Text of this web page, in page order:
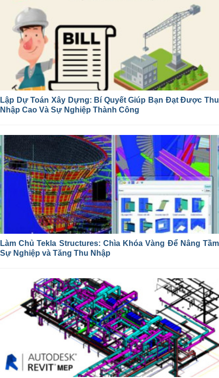
Lập Dự Toán Xây Dựng: Bí Quyết Giúp Bạn Đạt Được Thu
Nhập Cao Và Sự Nghiệp Thành Công
Làm Chủ Tekla Structures: Chìa Khóa Vàng Để Nâng Tầm
Sự Nghiệp và Tăng Thu Nhập